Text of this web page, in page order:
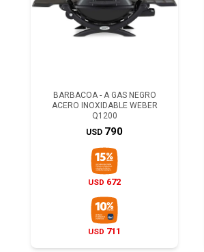
BARBACOA - A GAS NEGRO
ACERO INOXIDABLE WEBER
Q1200
USD 790
USD 672
USD 711